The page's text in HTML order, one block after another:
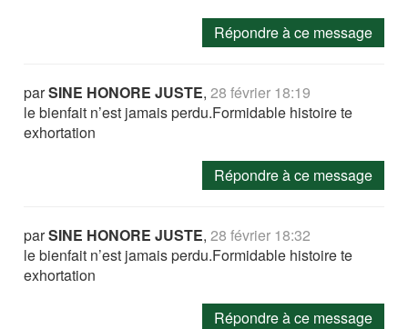
Répondre à ce message
parSINE HONORE JUSTE,28 février 18:19
le bienfait n’est jamais perdu.Formidable histoire te
exhortation
Répondre à ce message
parSINE HONORE JUSTE,28 février 18:32
le bienfait n’est jamais perdu.Formidable histoire te
exhortation
Répondre à ce message